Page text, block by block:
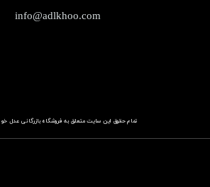
تمام حقوق این سایت متعلق به فروشگاهباز​​​​​​​رگانی عدل خو
info@adlkhoo.com